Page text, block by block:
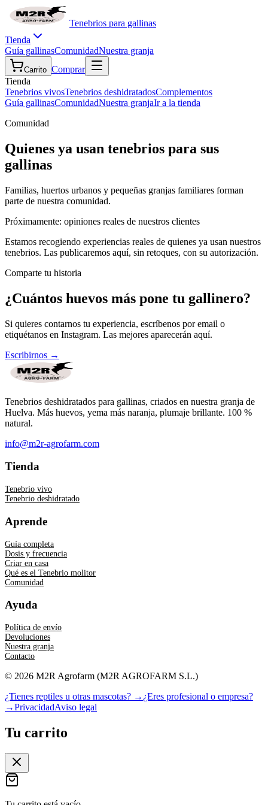
Tenebrios para gallinas
Tienda
Guía gallinasComunidadNuestra granja
Carrito Comprar
Tienda
Tenebrios vivosTenebrios deshidratadosComplementos
Guía gallinasComunidadNuestra granjaIr a la tienda
Comunidad
Quienes ya usan tenebrios para sus
gallinas
Familias, huertos urbanos y pequeñas granjas familiares forman
parte de nuestra comunidad.
Próximamente: opiniones reales de nuestros clientes
Estamos recogiendo experiencias reales de quienes ya usan nuestros
tenebrios. Las publicaremos aquí, sin retoques, con su autorización.
Comparte tu historia
¿Cuántos huevos más pone tu gallinero?
Si quieres contarnos tu experiencia, escríbenos por email o
etiquétanos en Instagram. Las mejores aparecerán aquí.
Escribirnos →
Tenebrios deshidratados para gallinas, criados en nuestra granja de
Huelva. Más huevos, yema más naranja, plumaje brillante. 100 %
natural.
info@m2r-agrofarm.com
Tienda
Tenebrio vivo
Tenebrio deshidratado
Aprende
Guía completa
Dosis y frecuencia
Criar en casa
Qué es el Tenebrio molitor
Comunidad
Ayuda
Política de envío
Devoluciones
Nuestra granja
Contacto
© 2026 M2R Agrofarm (M2R AGROFARM S.L.)
¿Tienes reptiles u otras mascotas? → ¿Eres profesional o empresa?
→PrivacidadAviso legal
Tu carrito